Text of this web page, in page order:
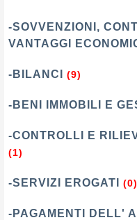
-SOVVENZIONI,
VANTAGGI
-BILANCI (9)
-BENI IMMOBILI E
-CONTROLLI E
(1)
-SERVIZI EROGATI (0)
-PAGAMENTI DELL'